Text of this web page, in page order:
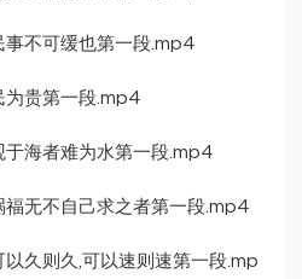
事不可缓也第一段.mp4
为贵第一段.mp4
于海者难为水第一段.mp4
福无不自己求之者第一段.mp4
久则久,可以速则速第一段.mp